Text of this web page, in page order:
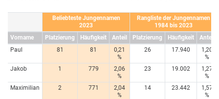
Beliebteste Jungennamen
2023
Rangliste der Jungennamen
1984 bis 2023
Vorname
Platzierung Häufigkeit Anteil Platzierung Häufigkeit
Anteil
Paul
81 81
0,21
%
26 17.940
1,20
%
Jakob
1 779
2,06
%
23 19.002
1,27
%
Maximilian
2 771
2,04
%
14 23.442
1,57
%